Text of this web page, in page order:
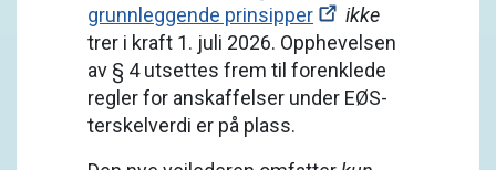
grunnleggende prinsipper
ikke
trer i kraft 1. juli 2026. Opphevelsen
av § 4 utsettes frem til forenklede
regler for anskaffelser under EØS-
terskelverdi er på plass.